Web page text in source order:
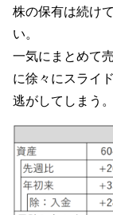
株の保有は続け
い。
一気にまとめて
に徐々にスライ
逃がしてしまう。